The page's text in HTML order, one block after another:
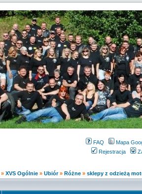
FAQ
Mapa
Rejestracja
» XVS Ogólnie » Ubiór» Różne » sklepy z odzieżą